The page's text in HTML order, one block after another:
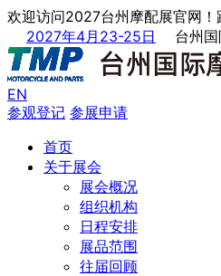
欢迎访问2027台州摩配展官网
2027年4月23-25日
台州
EN
参观登记 参展申请
首页
关于展会
展会概况
组织机构
日程安排
展品范围
往届回顾